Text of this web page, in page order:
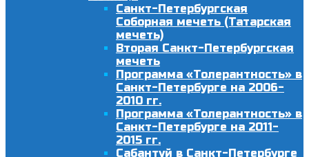
Санкт-Петербургская
Соборная мечеть (Татарская
мечеть)
Вторая Санкт-Петербургская
мечеть
Программа «Толерантность» в
Санкт-Петербурге на 2006-
2010 гг.
Программа «Толерантность» в
Санкт-Петербурге на 2011-
2015 гг.
Сабантуй в Санкт-Петербурге